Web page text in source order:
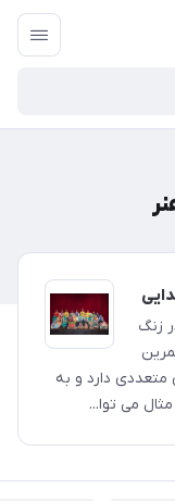
زنگ
دارد و به
می توا...